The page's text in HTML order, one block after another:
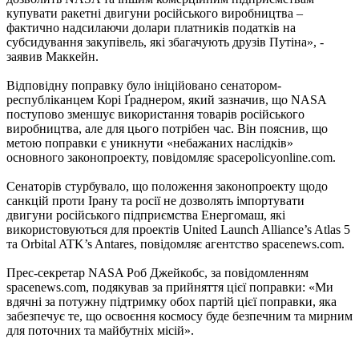
купувати ракетні двигуни російського виробництва –
фактично надсилаючи долари платників податків на
субсидування закупівель, які збагачують друзів Путіна», -
заявив Маккейн.
Відповідну поправку було ініційовано сенатором-
республіканцем Корі Ґраднером, який зазначив, що NASA
поступово зменшує використання товарів російського
виробництва, але для цього потрібен час. Він пояснив, що
метою поправки є уникнути «небажаних наслідків»
основного законопроекту, повідомляє spacepolicyonline.com.
Сенаторів стурбувало, що положення законопроекту щодо
санкцій проти Ірану та росії не дозволять імпортувати
двигуни російського підприємства Енергомаш, які
використовуються для проектів United Launch Alliance’s Atlas 5
та Orbital ATK’s Antares, повідомляє агентство spacenews.com.
Прес-секретар NASA Роб Джейкобс, за повідомленням
spacenews.com, подякував за прийняття цієї поправки: «Ми
вдячні за потужну підтримку обох партій цієї поправки, яка
забезпечує те, що освоєння космосу буде безпечним та мирним
для поточних та майбутніх місій».